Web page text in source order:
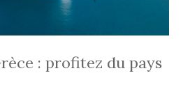
: profitez du pays